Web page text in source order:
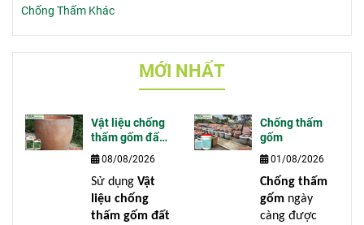
Chống Thấm Khác
MỚI NHẤT
Vật liệu chống
thấm gốm đất
nung
08/08/2026
Sử dụng Vật
liệu chống
thấm gốm đất
Chống thấm
gốm
01/08/2026
Chống thấm
gốmngày
càng được